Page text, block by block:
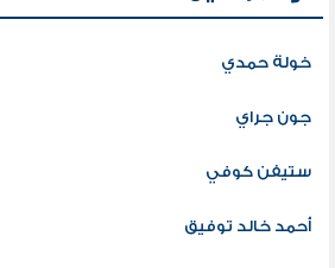
خولة حمدي
جون جراي
ستيفن كوفي
أحمد خالد توفيق